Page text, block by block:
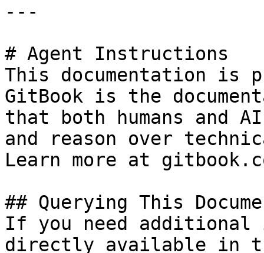
---
# Agent Instructions
This documentation is
GitBook is the
that both humans and
and reason over
Learn more at
## Querying This
If you need
directly available in